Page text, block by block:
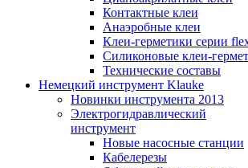
Контактные клеи
Анаэробные клеи
Клеи-герметики серии
Силиконовые клеи-
Технические составы
Немецкий инструмент Klauke
Новинки инструмента 2013
Электрогидравлический
инструмент
Новые насосные станции
Кабелерезы